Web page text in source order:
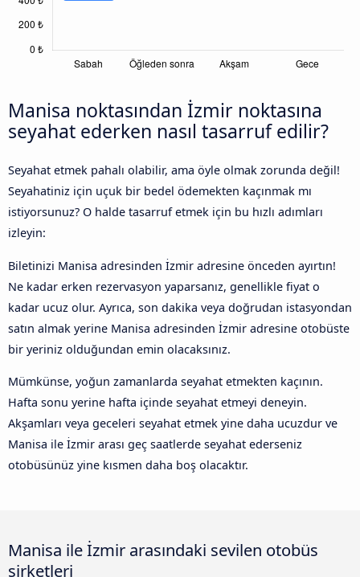
Manisa noktasından İzmir noktasına
seyahat ederken nasıl tasarruf edilir?
Seyahat etmek pahalı olabilir, ama öyle olmak zorunda değil!
Seyahatiniz için uçuk bir bedel ödemekten kaçınmak mı
istiyorsunuz? O halde tasarruf etmek için bu hızlı adımları
izleyin:
Biletinizi Manisa adresinden İzmir adresine önceden ayırtın!
Ne kadar erken rezervasyon yaparsanız, genellikle fiyat o
kadar ucuz olur. Ayrıca, son dakika veya doğrudan istasyondan
satın almak yerine Manisa adresinden İzmir adresine otobüste
bir yeriniz olduğundan emin olacaksınız.
Mümkünse, yoğun zamanlarda seyahat etmekten kaçının.
Hafta sonu yerine hafta içinde seyahat etmeyi deneyin.
Akşamları veya geceleri seyahat etmek yine daha ucuzdur ve
Manisa ile İzmir arası geç saatlerde seyahat ederseniz
otobüsünüz yine kısmen daha boş olacaktır.
Manisa ile İzmir arasındaki sevilen otobüs
şirketleri